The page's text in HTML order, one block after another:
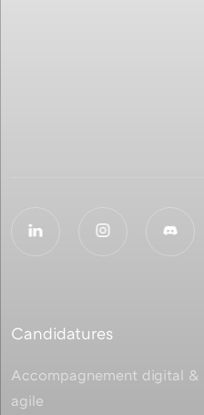
Candidatures
Accompagnement digital &
agile